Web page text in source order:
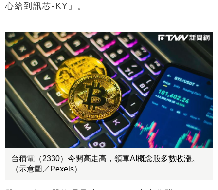
心給到訊芯-KY」。
台積電（2330）今開高走高，領軍AI概念股多數收漲。
（示意圖／Pexels）